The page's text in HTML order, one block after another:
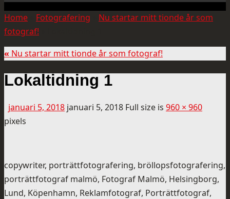
Home Fotografering
Nu startar mitt tionde år som
fotograf!
« Nu startar mitt tionde år som fotograf!
Lokaltidning 1
januari 5, 2018 januari 5, 2018 Full size is 960 × 960
pixels
copywriter, porträttfotografering, bröllopsfotografering,
porträttfotograf malmö, Fotograf Malmö, Helsingborg,
Lund, Köpenhamn, Reklamfotograf, Porträttfotograf,